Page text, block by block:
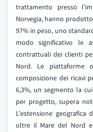
trattamento presso
Norvegia, hanno
97% in peso, uno
modo significativo le
contrattuali dei clienti
Nord. Le piattaforme
composizione dei ricavi
6,3%, un segmento la
per progetto, supera
L'estensione
oltre il Mare del Nord